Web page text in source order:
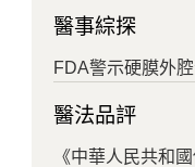
醫事綜探
FDA警示硬膜外
醫法品評
《中華人民共和